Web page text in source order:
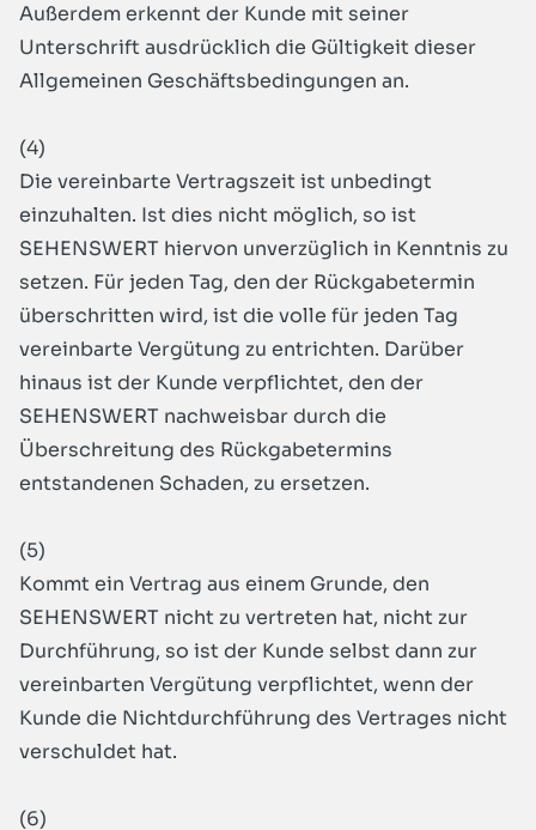
Außerdem erkennt der Kunde mit seiner
Unterschrift ausdrücklich die Gültigkeit dieser
Allgemeinen Geschäftsbedingungen an.
(4)
Die vereinbarte Vertragszeit ist unbedingt
einzuhalten. Ist dies nicht möglich, so ist
SEHENSWERT hiervon unverzüglich in Kenntnis zu
setzen. Für jeden Tag, den der Rückgabetermin
überschritten wird, ist die volle für jeden Tag
vereinbarte Vergütung zu entrichten. Darüber
hinaus ist der Kunde verpflichtet, den der
SEHENSWERT nachweisbar durch die
Überschreitung des Rückgabetermins
entstandenen Schaden, zu ersetzen.
(5)
Kommt ein Vertrag aus einem Grunde, den
SEHENSWERT nicht zu vertreten hat, nicht zur
Durchführung, so ist der Kunde selbst dann zur
vereinbarten Vergütung verpflichtet, wenn der
Kunde die Nichtdurchführung des Vertrages nicht
verschuldet hat.
(6)